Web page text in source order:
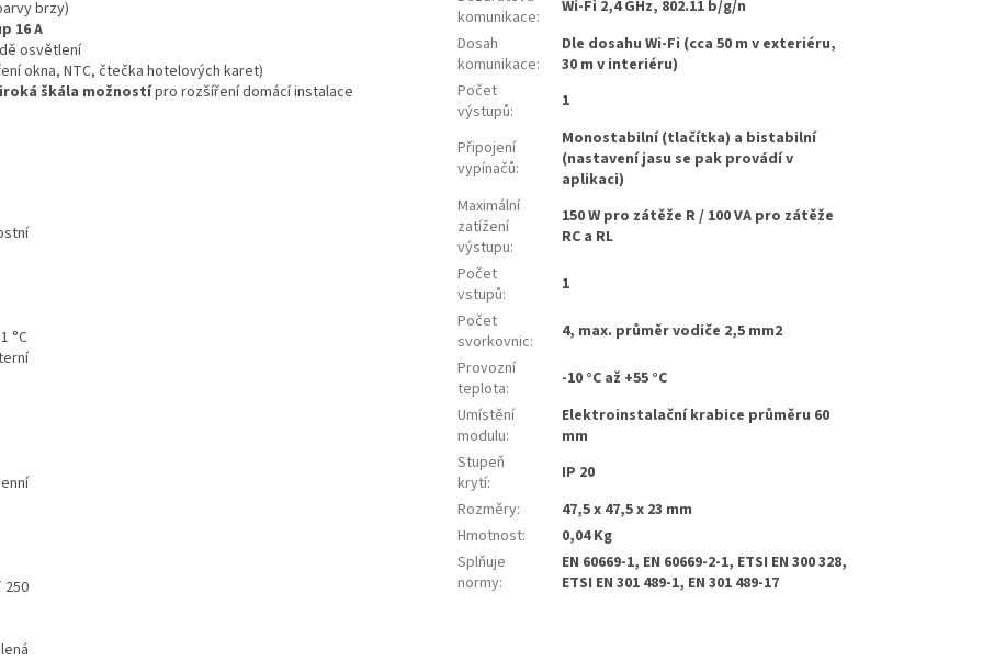
brzy)
16 A
osvětlení
okna, NTC, čtečka hotelových karet)
škála možnostípro rozšíření domácí instalace
°C
komunikace:
Wi-Fi 2,4 GHz, 802.11 b/g/n
Dosah
komunikace:
Dle dosahu Wi-Fi (cca 50 m v exteriéru,
30 m v interiéru)
Počet
výstupů: 1
Připojení
vypínačů:
Monostabilní (tlačítka) a bistabilní
(nastavení jasu se pak provádí v
aplikaci)
Maximální
zatížení
výstupu:
150 W pro zátěže R / 100 VA pro zátěže
RC a RL
Počet
vstupů:
1
Počet
svorkovnic:
4, max. průměr vodiče 2,5 mm2
Provozní
teplota:
-10 °C až +55 °C
Umístění
modulu:
Elektroinstalační krabice průměru 60
mm
Stupeň
krytí:
IP 20
Rozměry:
47,5 x 47,5 x 23 mm
Hmotnost:
0,04 Kg
Splňuje
normy:
EN 60669-1, EN 60669-2-1, ETSI EN 300 328,
ETSI EN 301 489-1, EN 301 489-17